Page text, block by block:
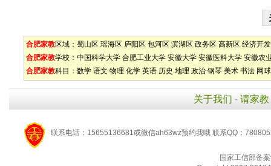
合肥家教区域： 蜀山区 瑶海区 庐阳区 包河区 滨湖区 政务区 高新区 经济开
合肥家教学校： 中国科学大学 合肥工业大学 安徽大学 安徽医科大学 安徽农
合肥家教科目： 数学 语文 物理 化学 英语 历史 地理 政治 钢琴 美术 书法 网球
关于我们 - 请家教
联系电话：15655136681或微信ah63wz预约我哦 联系QQ：
国家工信部备